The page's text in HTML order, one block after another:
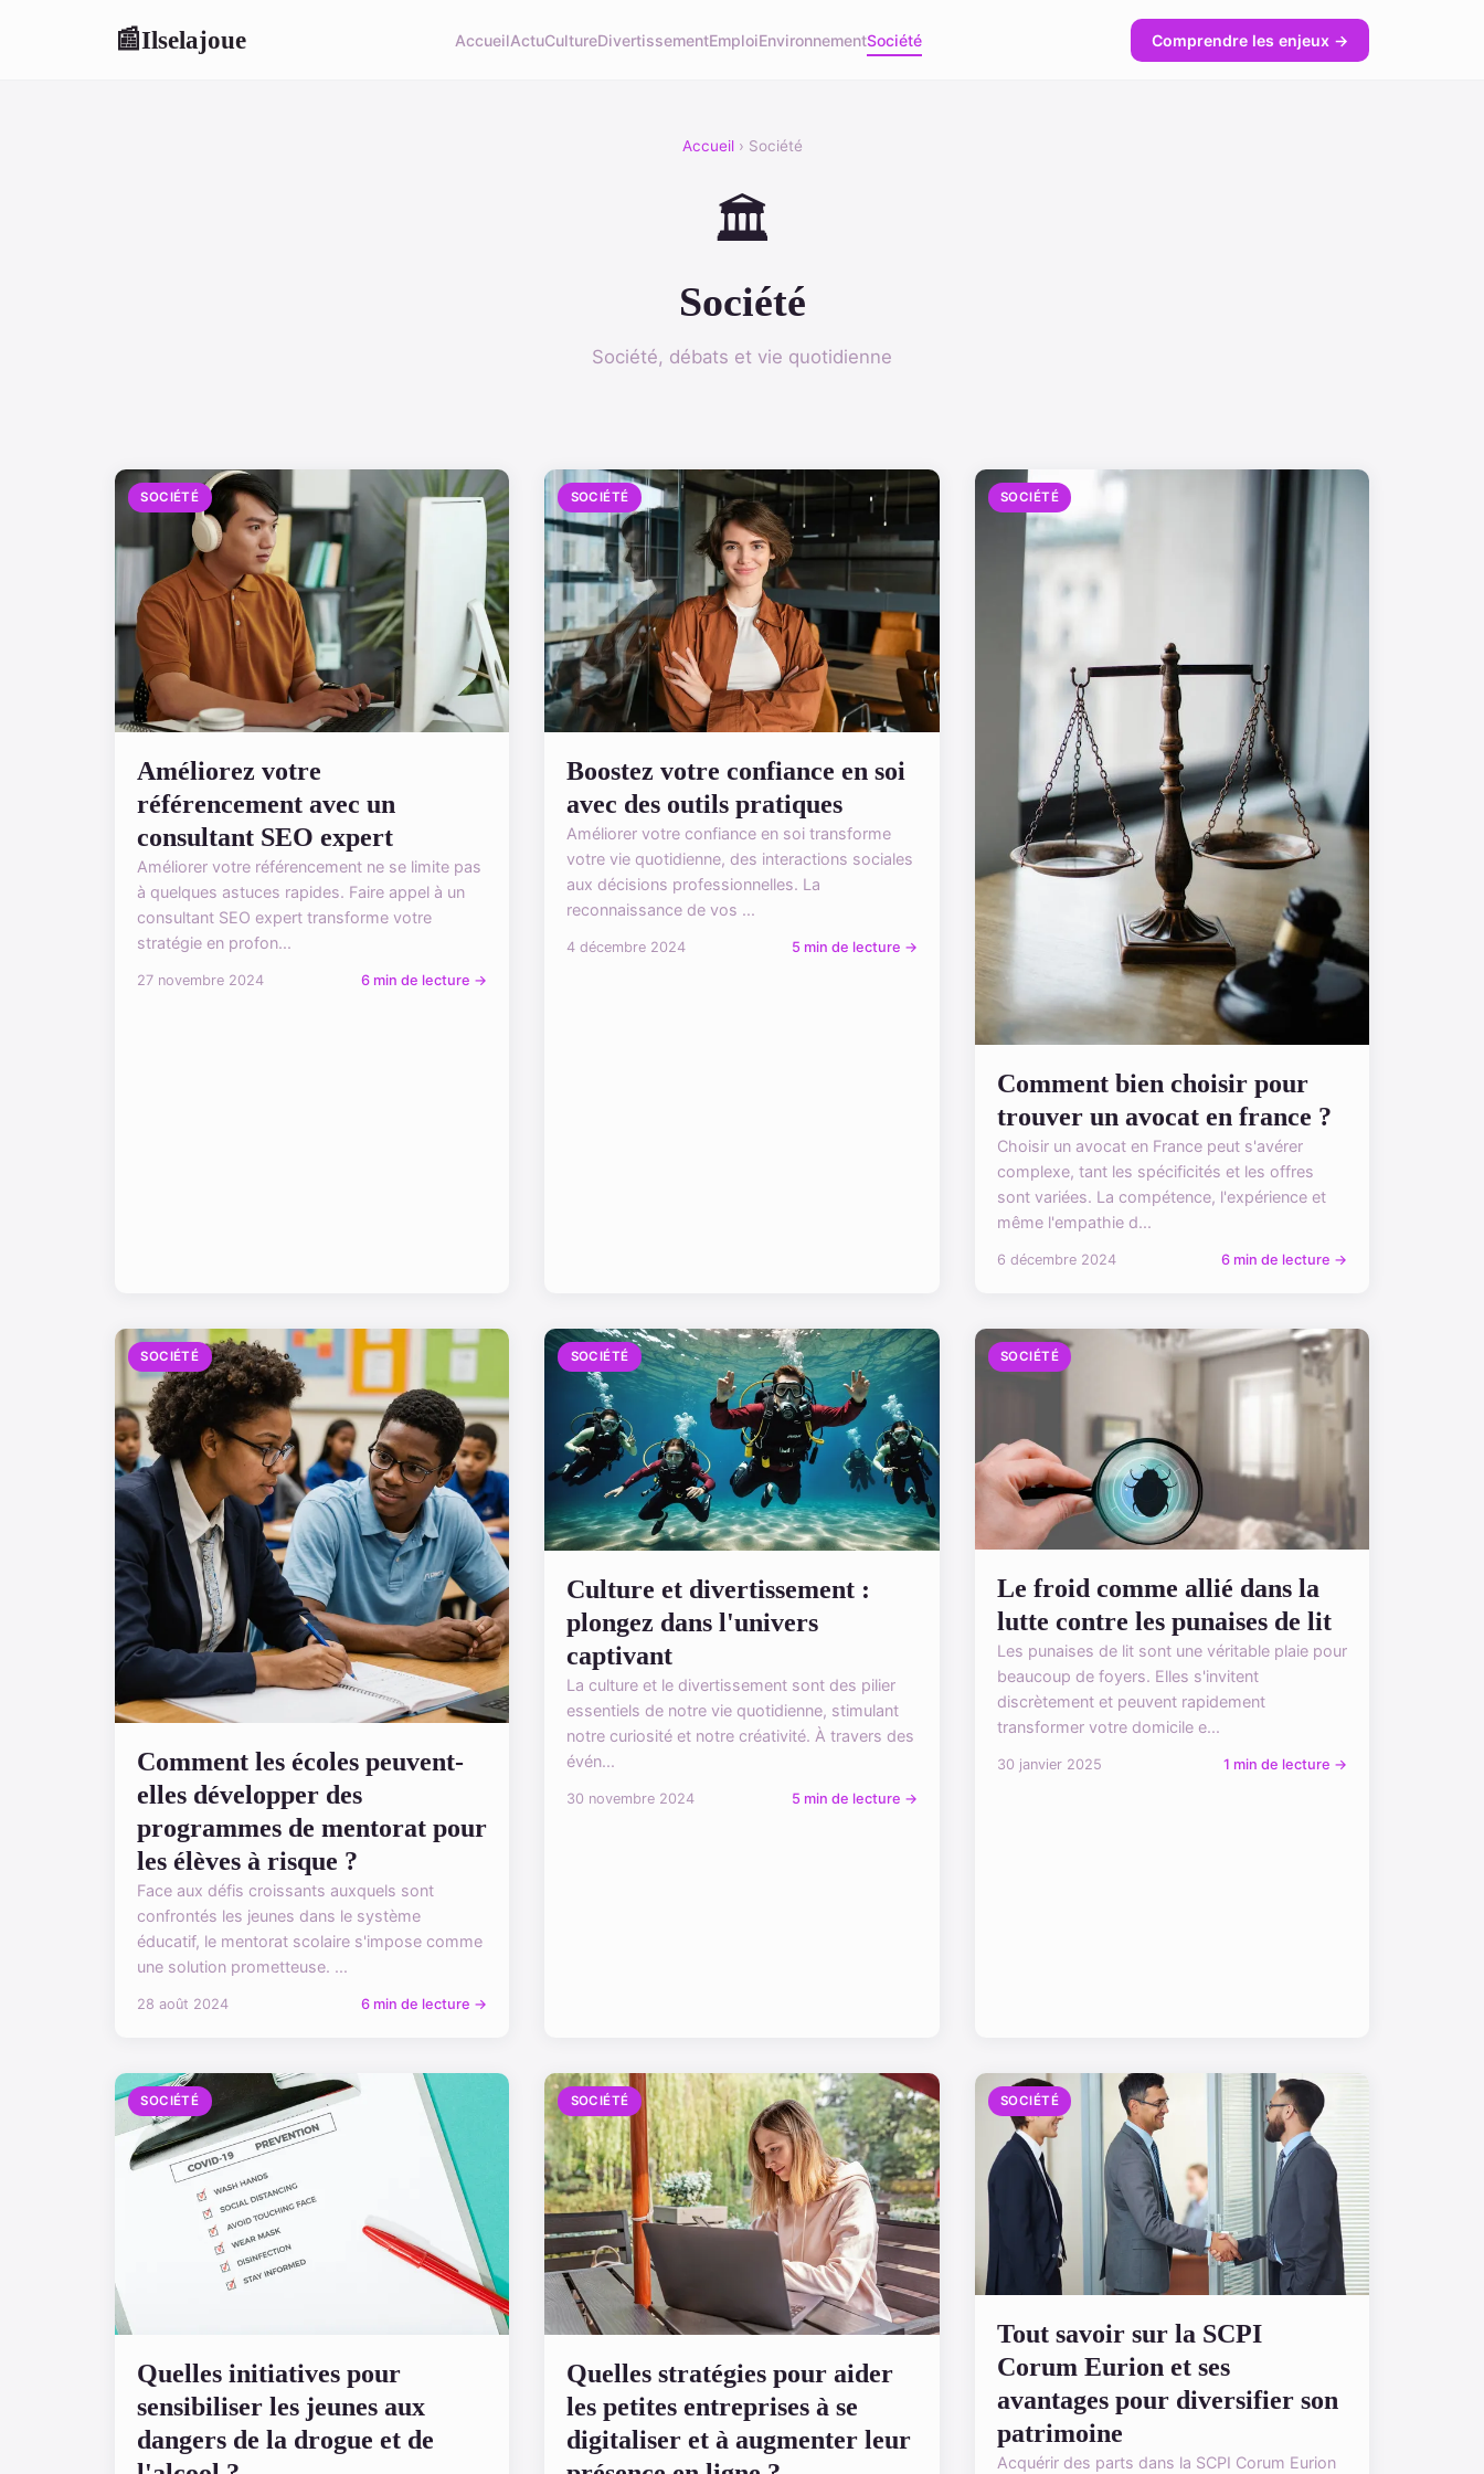
📰Ilselajoue AccueilActuCultureDivertissementEmploiEnvironnementSociété Comprendre les enjeux →
Accueil› Société
🏛️
Société
Société, débats et vie quotidienne
SOCIÉTÉ
Améliorez votre
référencement avec un
consultant SEO expert
Améliorer votre référencement ne se limite pas
à quelques astuces rapides. Faire appel à un
consultant SEO expert transforme votre
stratégie en profon...
27 novembre 2024 6 min de lecture →
SOCIÉTÉ
Boostez votre confiance en soi
avec des outils pratiques
Améliorer votre confiance en soi transforme
votre vie quotidienne, des interactions sociales
aux décisions professionnelles. La
reconnaissance de vos ...
4 décembre 2024 5 min de lecture →
SOCIÉTÉ
Comment bien choisir pour
trouver un avocat en france ?
Choisir un avocat en France peut s'avérer
complexe, tant les spécificités et les offres
sont variées. La compétence, l'expérience et
même l'empathie d...
6 décembre 2024 6 min de lecture →
SOCIÉTÉ
Comment les écoles peuvent-
elles développer des
programmes de mentorat pour
les élèves à risque ?
Face aux défis croissants auxquels sont
confrontés les jeunes dans le système
éducatif, le mentorat scolaire s'impose comme
une solution prometteuse. ...
28 août 2024 6 min de lecture →
SOCIÉTÉ
Culture et divertissement :
plongez dans l'univers
captivant
La culture et le divertissement sont des pilier
essentiels de notre vie quotidienne, stimulant
notre curiosité et notre créativité. À travers des
évén...
30 novembre 2024 5 min de lecture →
SOCIÉTÉ
Le froid comme allié dans la
lutte contre les punaises de lit
Les punaises de lit sont une véritable plaie pour
beaucoup de foyers. Elles s'invitent
discrètement et peuvent rapidement
transformer votre domicile e...
30 janvier 2025 1 min de lecture →
SOCIÉTÉ
Quelles initiatives pour
sensibiliser les jeunes aux
dangers de la drogue et de
SOCIÉTÉ
Quelles stratégies pour aider
les petites entreprises à se
digitaliser et à augmenter leur
SOCIÉTÉ
Tout savoir sur la SCPI
Corum Eurion et ses
avantages pour diversifier son
patrimoine
Acquérir des parts dans la SCPI Corum Eurion